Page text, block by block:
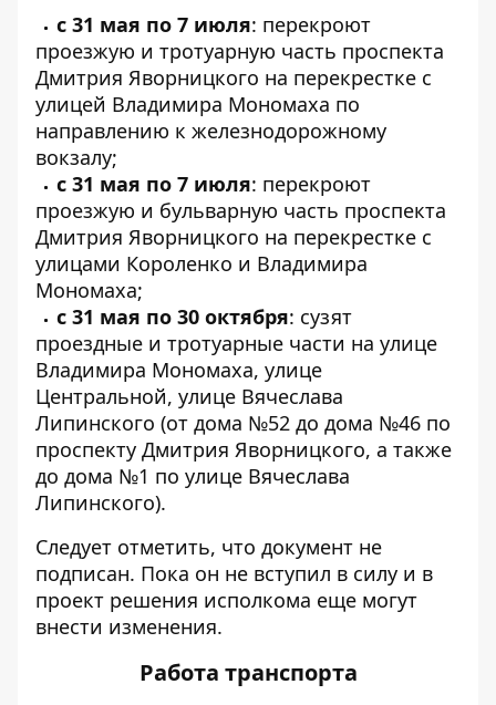
с 31 мая по 7 июля: перекроют
проезжую и тротуарную часть проспекта
Дмитрия Яворницкого на перекрестке с
улицей Владимира Мономаха по
направлению к железнодорожному
вокзалу;
с 31 мая по 7 июля: перекроют
проезжую и бульварную часть проспекта
Дмитрия Яворницкого на перекрестке с
улицами Короленко и Владимира
Мономаха;
с 31 мая по 30 октября: сузят
проездные и тротуарные части на улице
Владимира Мономаха, улице
Центральной, улице Вячеслава
Липинского (от дома №52 до дома №46 по
проспекту Дмитрия Яворницкого, а также
до дома №1 по улице Вячеслава
Липинского).
Следует отметить, что документ не
подписан. Пока он не вступил в силу и в
проект решения исполкома еще могут
внести изменения.
Работа транспорта